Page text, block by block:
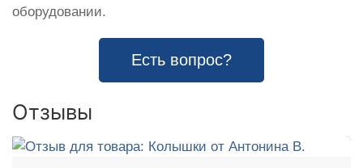
оборудовании.
Есть вопрос?
Отзывы